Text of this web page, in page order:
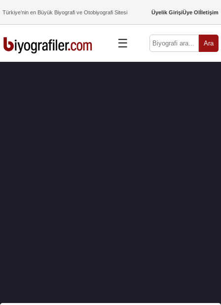
Türkiye’nin en Büyük Biyografi ve Otobiyografi Sitesi Üyelik GirişiÜye Olİletişim
☰ Ara